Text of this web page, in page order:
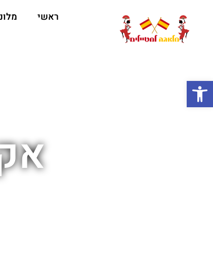
ראשי
פתח סרגל נגישות